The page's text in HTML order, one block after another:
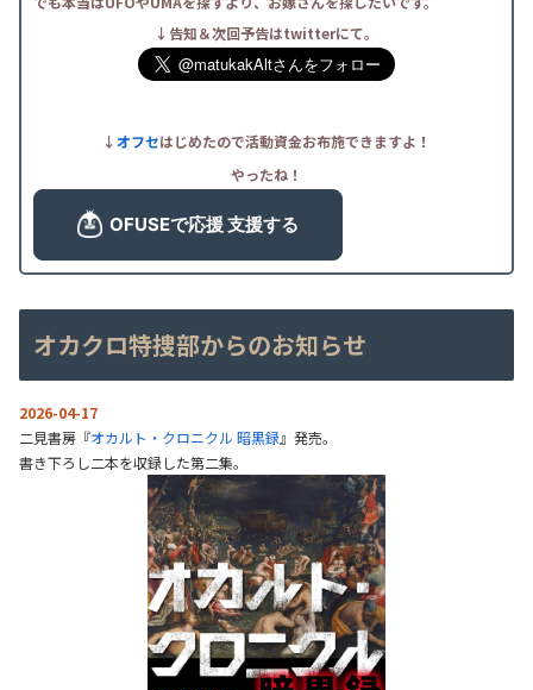
↓告知＆次回予告はtwitterにて。
↓オフセはじめたので活動資金お布施できますよ！
やったね！
オカクロ特捜部からのお知らせ
2026-04-17
二見書房『オカルト・クロニクル 暗黒録』発売。
書き下ろし二本を収録した第二集。